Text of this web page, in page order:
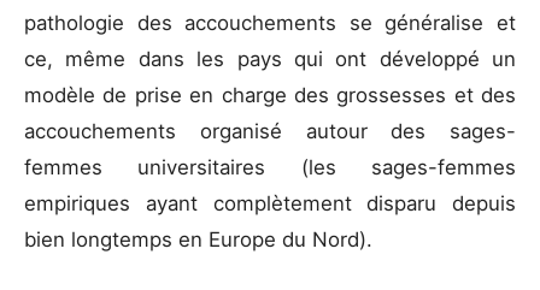
pathologie des accouchements se généralise et
ce, même dans les pays qui ont développé un
modèle de prise en charge des grossesses et des
accouchements organisé autour des sages-
femmes universitaires (les sages-femmes
empiriques ayant complètement disparu depuis
bien longtemps en Europe du Nord).